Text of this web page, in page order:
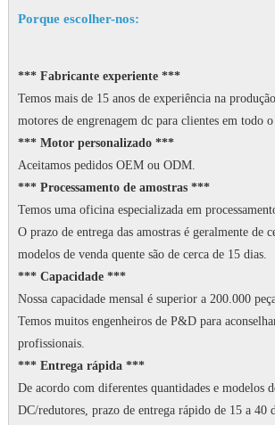
Porque escolher-nos:
*** Fabricante experiente ***
Temos mais de 15 anos de experiência na
motores de engrenagem dc para clientes em todo
*** Motor personalizado ***
Aceitamos pedidos OEM ou ODM.
*** Processamento de amostras ***
Temos uma oficina especializada em
O prazo de entrega das amostras é geralmente de
modelos de venda quente são de cerca de 15 dias.
*** Capacidade ***
Nossa capacidade mensal é superior a 200.000
Temos muitos engenheiros de P&D para
profissionais.
*** Entrega rápida ***
De acordo com diferentes quantidades e modelos
DC/redutores, prazo de entrega rápido de 15 a 40